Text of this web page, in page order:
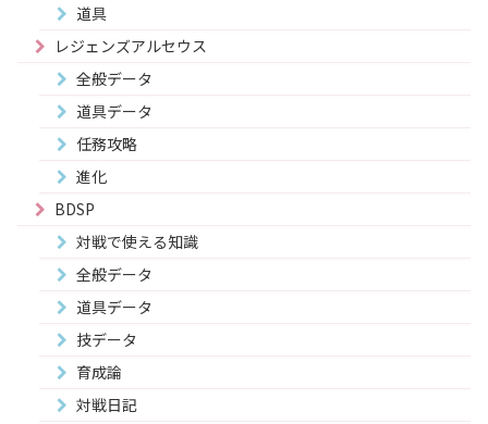
道具
レジェンズアルセウス
全般データ
道具データ
任務攻略
進化
BDSP
対戦で使える知識
全般データ
道具データ
技データ
育成論
対戦日記